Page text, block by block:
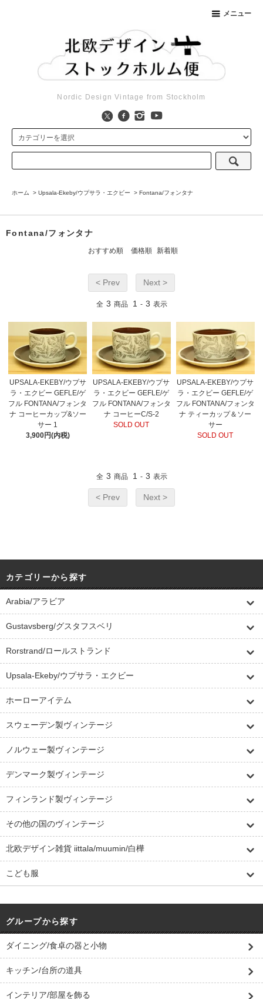
メニュー
Nordic Design Vintage from Stockholm
ホーム > Upsala-Ekeby/ウプサラ・エクビー > Fontana/フォンタナ
Fontana/フォンタナ
おすすめ順 価格順 新着順
< Prev Next >
全 3 商品 1 - 3 表示
UPSALA-EKEBY/ウプサ
ラ・エクビー GEFLE/ゲ
フル FONTANA/フォンタ
ナ コーヒーカップ&ソー
サー 1
3,900円(内税)
UPSALA-EKEBY/ウプサ
ラ・エクビー GEFLE/ゲ
フル FONTANA/フォンタ
ナ コーヒーC/S-2
SOLD OUT
UPSALA-EKEBY/ウプサ
ラ・エクビー GEFLE/ゲ
フル FONTANA/フォンタ
ナ ティーカップ＆ソー
サー
SOLD OUT
全 3 商品 1 - 3 表示
< Prev Next >
カテゴリーから探す
Arabia/アラビア
Gustavsberg/グスタフスベリ
Rorstrand/ロールストランド
Upsala-Ekeby/ウプサラ・エクビー
ホーローアイテム
スウェーデン製ヴィンテージ
ノルウェー製ヴィンテージ
デンマーク製ヴィンテージ
フィンランド製ヴィンテージ
その他の国のヴィンテージ
北欧デザイン雑貨 iittala/muumin/白樺
こども服
グループから探す
ダイニング/食卓の器と小物
キッチン/台所の道具
インテリア/部屋を飾る